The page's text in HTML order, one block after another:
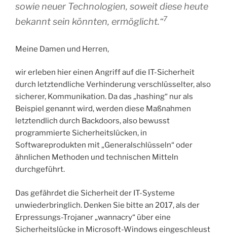
sowie neuer Technologien, soweit diese heute
bekannt sein könnten, ermöglicht.“7
Meine Damen und Herren,
wir erleben hier einen Angriff auf die IT-Sicherheit
durch letztendliche Verhinderung verschlüsselter, also
sicherer, Kommunikation. Da das „hashing“ nur als
Beispiel genannt wird, werden diese Maßnahmen
letztendlich durch Backdoors, also bewusst
programmierte Sicherheitslücken, in
Softwareprodukten mit „Generalschlüsseln“ oder
ähnlichen Methoden und technischen Mitteln
durchgeführt.
Das gefährdet die Sicherheit der IT-Systeme
unwiederbringlich. Denken Sie bitte an 2017, als der
Erpressungs-Trojaner „wannacry“ über eine
Sicherheitslücke in Microsoft-Windows eingeschleust